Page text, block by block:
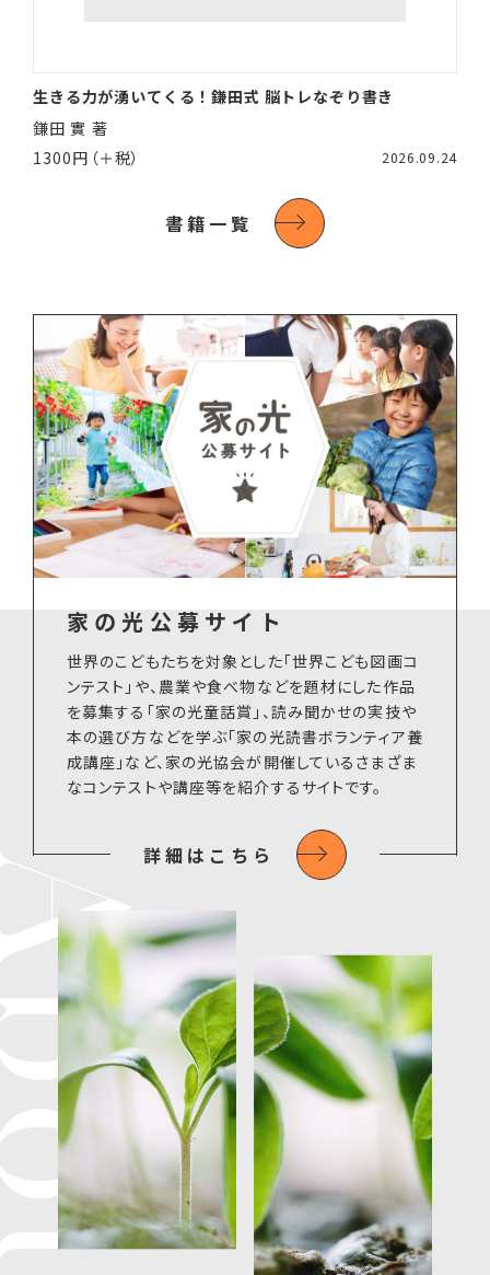
生きる力が湧いてくる！鎌田式 脳トレなぞり書き
鎌田 實 著
1300円（＋税）
2026.09.24
書籍一覧
家の光公募サイト
世界のこどもたちを対象とした「世界こども図画コ
ンテスト」や、農業や食べ物などを題材にした作品
を募集する「家の光童話賞」、読み聞かせの実技や
本の選び方などを学ぶ「家の光読書ボランティア養
成講座」など、家の光協会が開催しているさまざま
なコンテストや講座等を紹介するサイトです。
詳細はこちら